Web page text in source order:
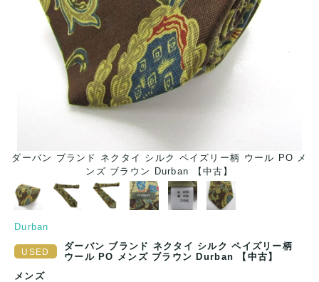
ダーバン ブランド ネクタイ シルク ペイズリー柄 ウール PO メ
ンズ ブラウン Durban 【中古】
Durban
ダーバン ブランド ネクタイ シルク ペイズリー柄
ウール PO メンズ ブラウン Durban 【中古】
メンズ